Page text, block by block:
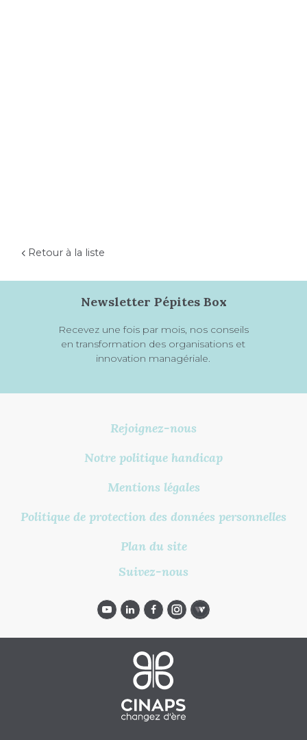
Retour à la liste
Rejoignez-nous
Notre politique handicap
Mentions légales
Politique de protection des données personnelles
Plan du site
Suivez-nous
Newsletter Pépites Box
Recevez une fois par mois, nos conseils
en transformation des organisations et
innovation managériale.